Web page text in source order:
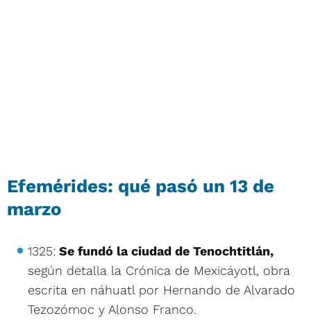
Efemérides: qué pasó un 13 de
marzo
1325: Se fundó la ciudad de Tenochtitlán,
según detalla la Crónica de Mexicáyotl, obra
escrita en náhuatl por Hernando de Alvarado
Tezozómoc y Alonso Franco.